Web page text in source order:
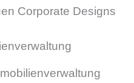
Corporate Designs